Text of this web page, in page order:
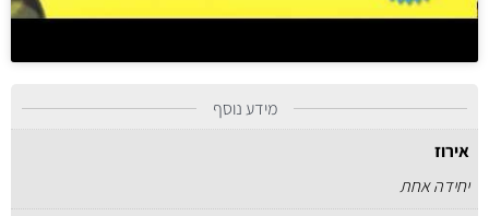
מידע נוסף
אירוז
יחידה אחת